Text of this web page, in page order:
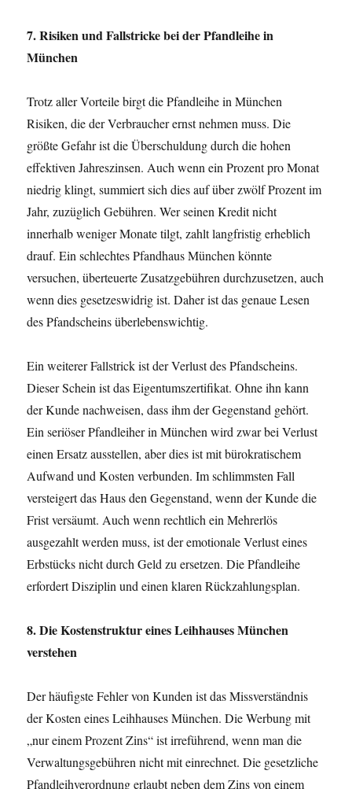
7. Risiken und Fallstricke bei der Pfandleihe in
München
Trotz aller Vorteile birgt die Pfandleihe in München
Risiken, die der Verbraucher ernst nehmen muss. Die
größte Gefahr ist die Überschuldung durch die hohen
effektiven Jahreszinsen. Auch wenn ein Prozent pro Monat
niedrig klingt, summiert sich dies auf über zwölf Prozent im
Jahr, zuzüglich Gebühren. Wer seinen Kredit nicht
innerhalb weniger Monate tilgt, zahlt langfristig erheblich
drauf. Ein schlechtes Pfandhaus München könnte
versuchen, überteuerte Zusatzgebühren durchzusetzen, auch
wenn dies gesetzeswidrig ist. Daher ist das genaue Lesen
des Pfandscheins überlebenswichtig.
Ein weiterer Fallstrick ist der Verlust des Pfandscheins.
Dieser Schein ist das Eigentumszertifikat. Ohne ihn kann
der Kunde nachweisen, dass ihm der Gegenstand gehört.
Ein seriöser Pfandleiher in München wird zwar bei Verlust
einen Ersatz ausstellen, aber dies ist mit bürokratischem
Aufwand und Kosten verbunden. Im schlimmsten Fall
versteigert das Haus den Gegenstand, wenn der Kunde die
Frist versäumt. Auch wenn rechtlich ein Mehrerlös
ausgezahlt werden muss, ist der emotionale Verlust eines
Erbstücks nicht durch Geld zu ersetzen. Die Pfandleihe
erfordert Disziplin und einen klaren Rückzahlungsplan.
8. Die Kostenstruktur eines Leihhauses München
verstehen
Der häufigste Fehler von Kunden ist das Missverständnis
der Kosten eines Leihhauses München. Die Werbung mit
„nur einem Prozent Zins“ ist irreführend, wenn man die
Verwaltungsgebühren nicht mit einrechnet. Die gesetzliche
Pfandleihverordnung erlaubt neben dem Zins von einem